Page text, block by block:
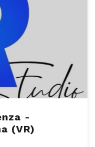
-
(VR)